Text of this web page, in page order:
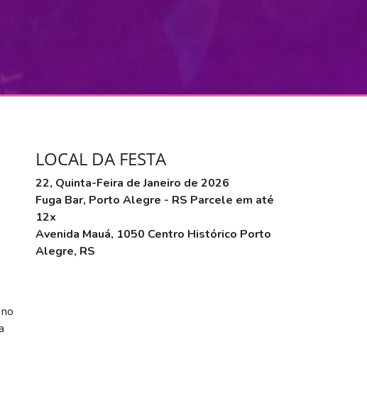
LOCAL DA FESTA
22, Quinta-Feira de Janeiro de 2026
Fuga Bar, Porto Alegre - RS Parcele em até
12x
Avenida Mauá, 1050 Centro Histórico Porto
Alegre, RS